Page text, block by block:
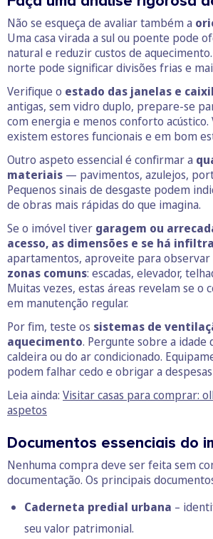
Não se esqueça de avaliar também a
Uma casa virada a sul ou poente pode
natural e reduzir custos de aquecimento.
norte pode significar divisões frias e
Verifique o estado das janelas e
antigas, sem vidro duplo, prepare-se
com energia e menos conforto acústico.
existem estores funcionais e em bom
Outro aspeto essencial é confirmar a
materiais — pavimentos, azulejos,
Pequenos sinais de desgaste podem
de obras mais rápidas do que imagina.
Se o imóvel tiver garagem ou
acesso, as dimensões e se há
apartamentos, aproveite para observar
zonas comuns: escadas, elevador,
Muitas vezes, estas áreas revelam se o
em manutenção regular.
Por fim, teste os sistemas de
aquecimento. Pergunte sobre a idade
caldeira ou do ar condicionado.
podem falhar cedo e obrigar a
Leia ainda: Visitar casas para comprar:
aspetos
Documentos essenciais do
Nenhuma compra deve ser feita sem
documentação. Os principais
Caderneta predial urbana –
seu valor patrimonial.